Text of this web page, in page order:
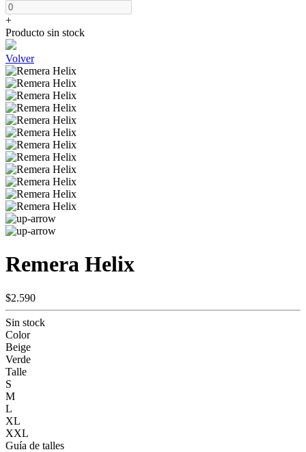
+
Producto sin stock
Volver
Remera Helix
$2.590
Sin stock
Color
Beige
Verde
Talle
S
M
L
XL
XXL
Guía de talles